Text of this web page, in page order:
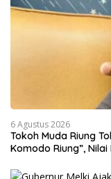
6 Agustus 2026
Tokoh Muda Riung
Komodo Riung”,